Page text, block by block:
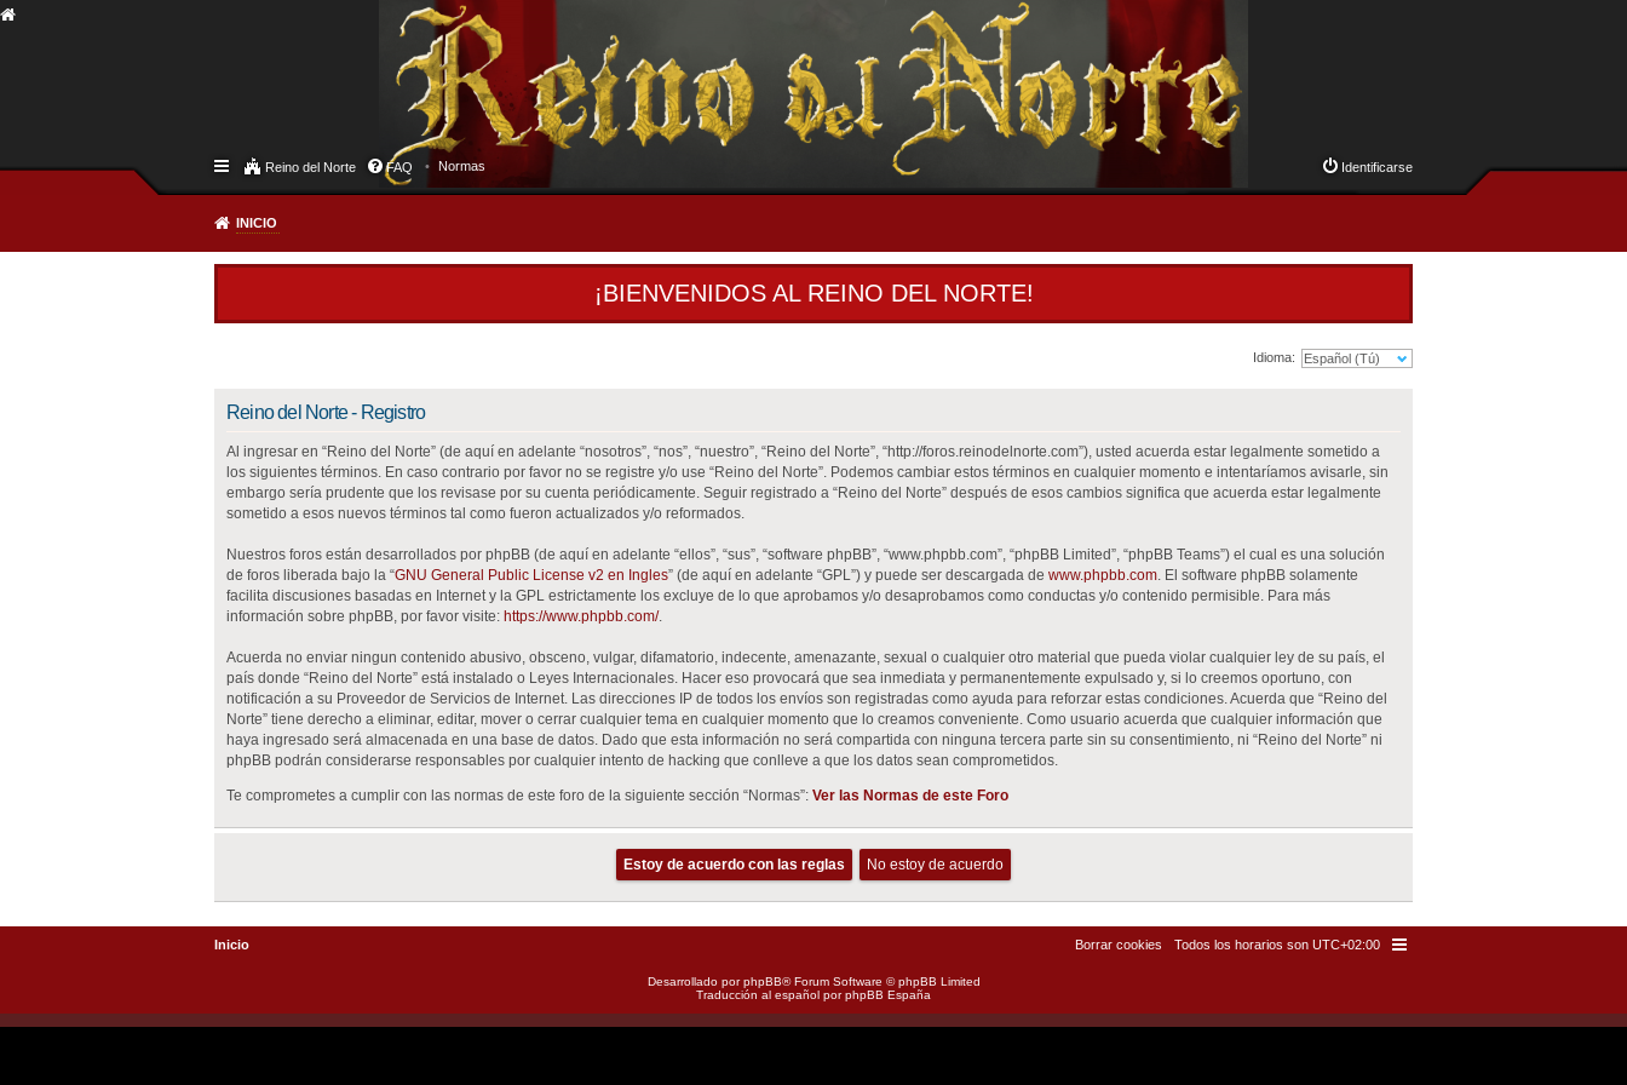
Reino del Norte FAQ Normas Identificarse
INICIO
¡BIENVENIDOS AL REINO DEL NORTE!
Idioma:
Reino del Norte - Registro
Al ingresar en “Reino del Norte” (de aquí en adelante “nosotros”, “nos”, “nuestro”, “Reino del Norte”, “http://foros.reinodelnorte.com”), usted acuerda estar legalmente sometido a
los siguientes términos. En caso contrario por favor no se registre y/o use “Reino del Norte”. Podemos cambiar estos términos en cualquier momento e intentaríamos avisarle, sin
embargo sería prudente que los revisase por su cuenta periódicamente. Seguir registrado a “Reino del Norte” después de esos cambios significa que acuerda estar legalmente
sometido a esos nuevos términos tal como fueron actualizados y/o reformados.
Nuestros foros están desarrollados por phpBB (de aquí en adelante “ellos”, “sus”, “software phpBB”, “www.phpbb.com”, “phpBB Limited”, “phpBB Teams”) el cual es una solución
de foros liberada bajo la “GNU General Public License v2 en Ingles” (de aquí en adelante “GPL”) y puede ser descargada de www.phpbb.com . El software phpBB solamente
facilita discusiones basadas en Internet y la GPL estrictamente los excluye de lo que aprobamos y/o desaprobamos como conductas y/o contenido permisible. Para más
información sobre phpBB, por favor visite: https://www.phpbb.com/.
Acuerda no enviar ningun contenido abusivo, obsceno, vulgar, difamatorio, indecente, amenazante, sexual o cualquier otro material que pueda violar cualquier ley de su país, el
país donde “Reino del Norte” está instalado o Leyes Internacionales. Hacer eso provocará que sea inmediata y permanentemente expulsado y, si lo creemos oportuno, con
notificación a su Proveedor de Servicios de Internet. Las direcciones IP de todos los envíos son registradas como ayuda para reforzar estas condiciones. Acuerda que “Reino del
Norte” tiene derecho a eliminar, editar, mover o cerrar cualquier tema en cualquier momento que lo creamos conveniente. Como usuario acuerda que cualquier información que
haya ingresado será almacenada en una base de datos. Dado que esta información no será compartida con ninguna tercera parte sin su consentimiento, ni “Reino del Norte” ni
phpBB podrán considerarse responsables por cualquier intento de hacking que conlleve a que los datos sean comprometidos.
Te comprometes a cumplir con las normas de este foro de la siguiente sección “Normas”: Ver las Normas de este Foro
Inicio Todos los horarios son UTC+02:00
Borrar cookies
Desarrollado porphpBB® Forum Software © phpBB Limited
Traducción al español porphpBB España